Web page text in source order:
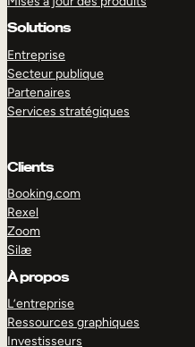
Solutions
Entreprise
Secteur publique
Partenaires
Services stratégiques
Clients
Booking.com
Rexel
Zoom
Silæ
À propos
L’entreprise
Ressources graphiques
Investisseurs